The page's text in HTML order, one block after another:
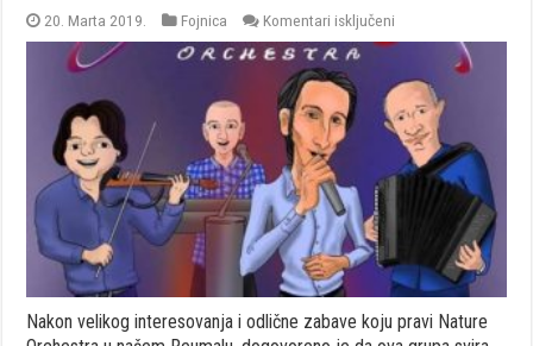
20. Marta 2019. Fojnica Komentari isključeni
Fantastični
Orchestra
nastupa
u
Reumalu
30.
marta
Nakon velikog interesovanja i odlične zabave koju pravi Nature